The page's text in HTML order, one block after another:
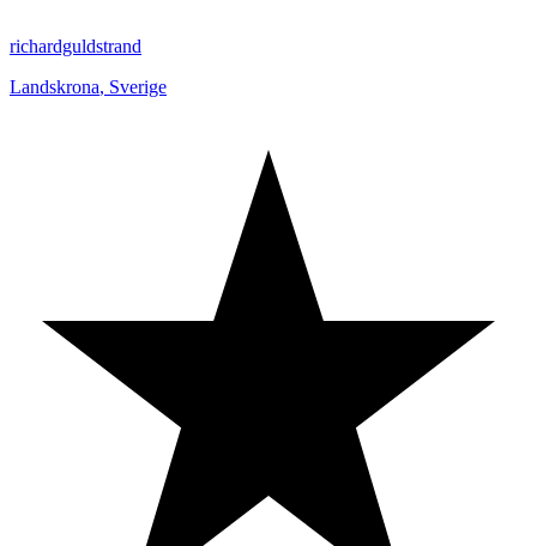
richardguldstrand
Landskrona, Sverige